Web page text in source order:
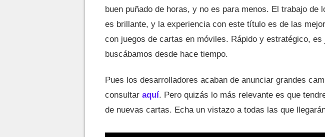
buen puñado de horas, y no es para menos. El trabajo de
es brillante, y la experiencia con este título es de las
con juegos de cartas en móviles. Rápido y estratégico, es
buscábamos desde hace tiempo.
Pues los desarrolladores acaban de anunciar grandes
consultar aquí. Pero quizás lo más relevante es que
de nuevas cartas. Echa un vistazo a todas las que